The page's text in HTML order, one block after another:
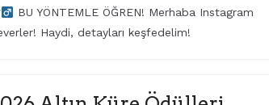
BU YÖNTEMLE ÖĞREN! Merhaba Instagram
Haydi, detayları keşfedelim!